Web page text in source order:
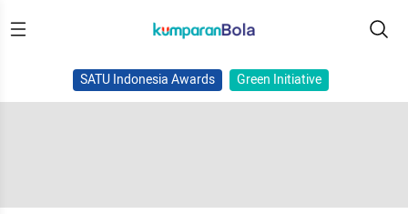
SATU Indonesia Awards Green Initiative